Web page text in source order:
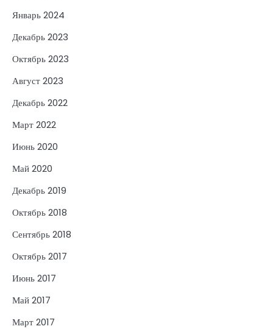
Январь 2024
Декабрь 2023
Октябрь 2023
Август 2023
Декабрь 2022
Март 2022
Июнь 2020
Май 2020
Декабрь 2019
Октябрь 2018
Сентябрь 2018
Октябрь 2017
Июнь 2017
Май 2017
Март 2017